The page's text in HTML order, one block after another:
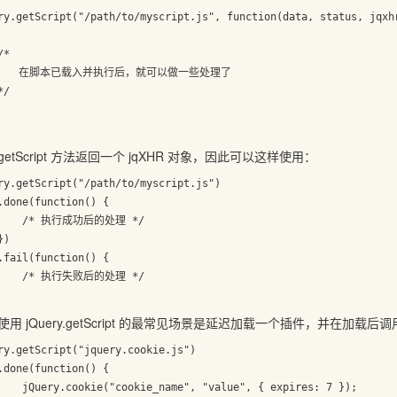
path/to/myscript.js", function(data, status,
方法返回一个 jqXHR 对象，因此可以这样使用：
path/to/myscript.js")
jQuery.getScript 的最常见场景是延迟加载一个插件，并在加载后调